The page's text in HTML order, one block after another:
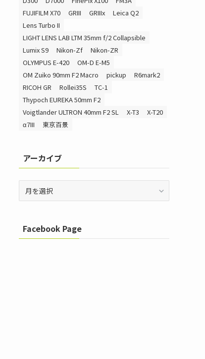
FUJIFILM X70
GRIII GRIIIx
Leica Q2
Lens Turbo II
LIGHT LENS LAB LTM 35mm f/2 Collapsible
Lumix S9
Nikon-Zf
Nikon-ZR
OLYMPUS E-420
OM-D E-M5
OM Zuiko 90mm F2 Macro
pickup
R6mark2
RICOH GR
Rollei35S
TC-1
Thypoch EUREKA 50mm F2
Voigtlander ULTRON 40mm F2 SL
X-T3
X-T20
α7III
東京百景
アーカイブ
ブFacebook Page